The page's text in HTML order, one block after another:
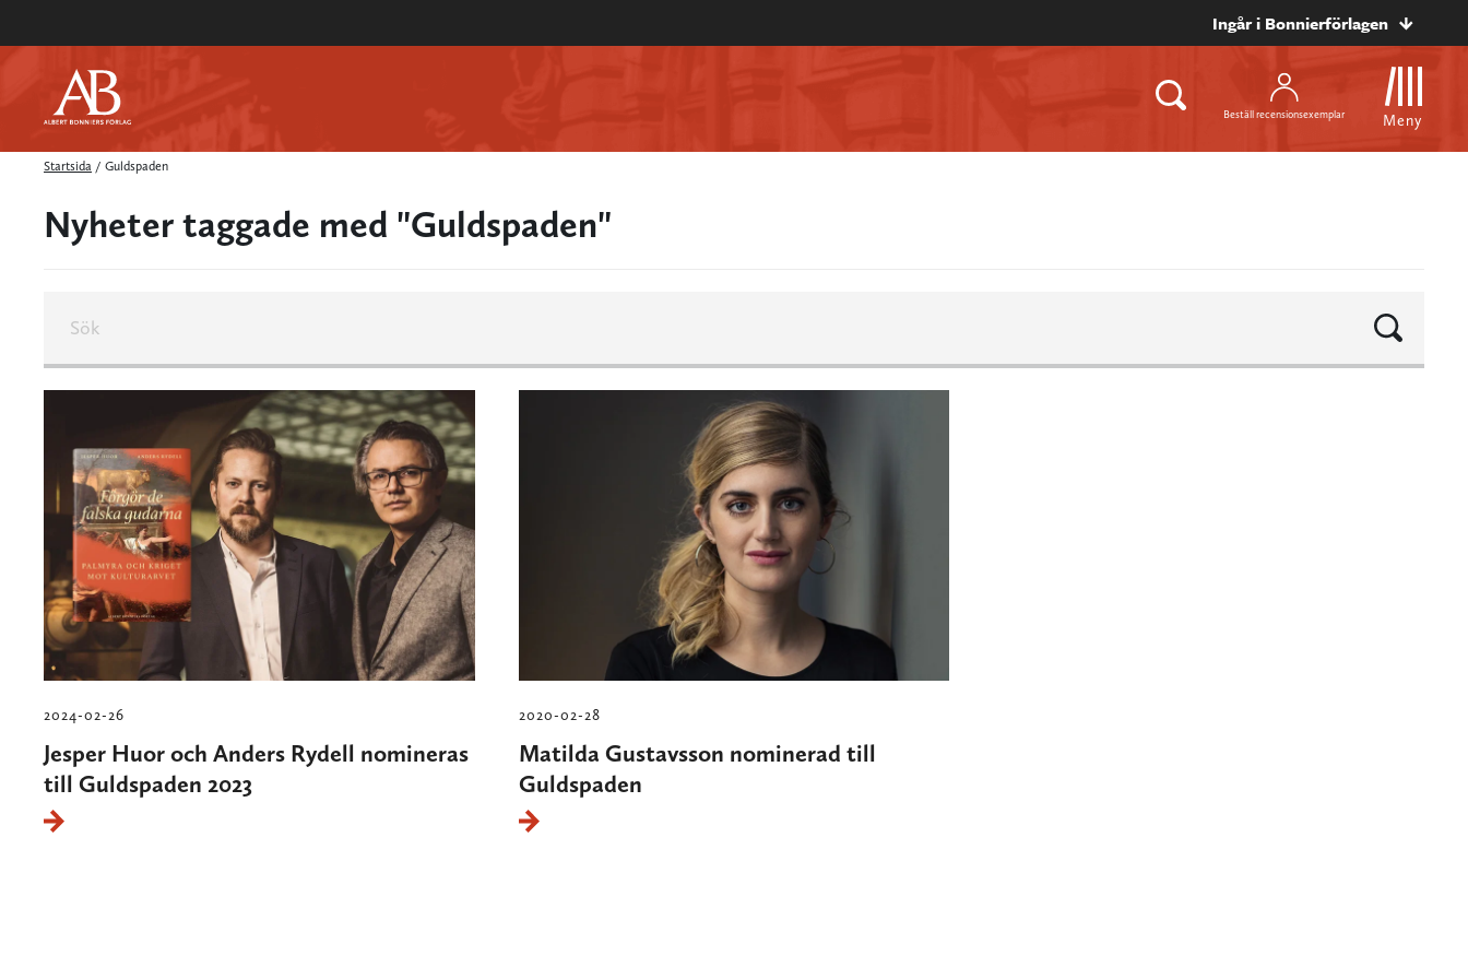
Ingår i Bonnierförlagen
Beställ recensionsexemplar Meny
Startsida / Guldspaden
Nyheter taggade med "Guldspaden"
2024-02-26
Jesper Huor och Anders Rydell nomineras
till Guldspaden 2023
2020-02-28
Matilda Gustavsson nominerad till
Guldspaden